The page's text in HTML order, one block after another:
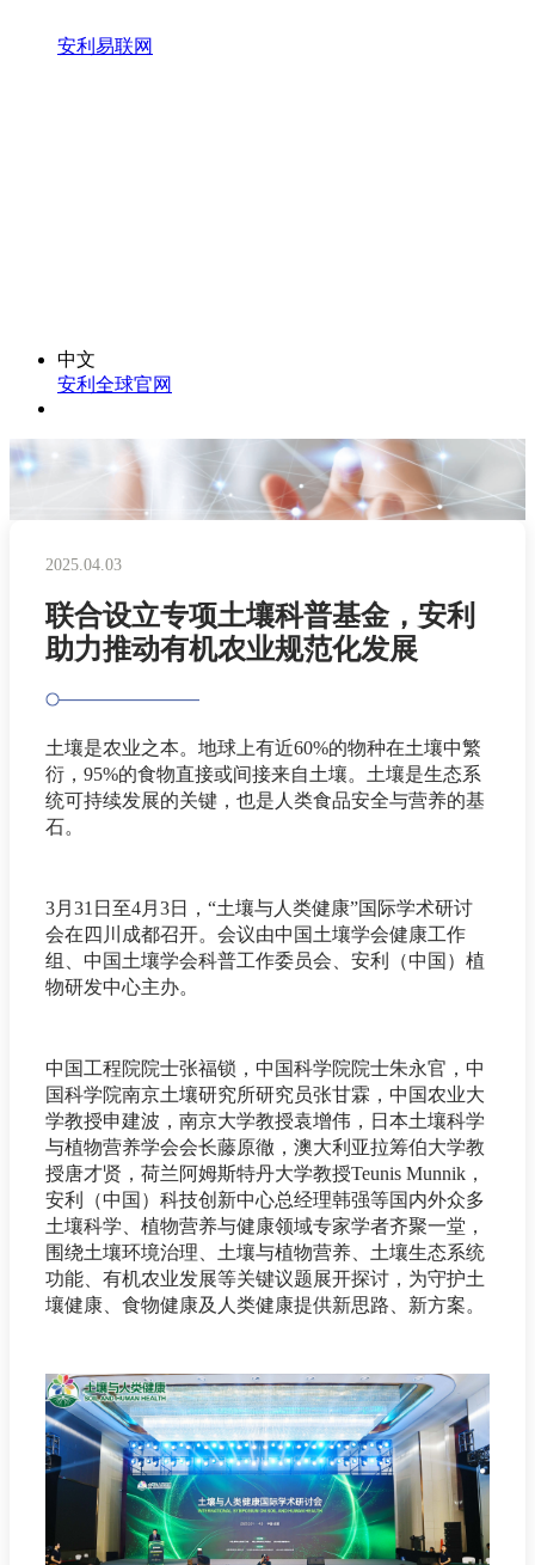
安利易联网
中文
安利全球官网
2025.04.03
联合设立专项土壤科普基金，安利
助力推动有机农业规范化发展
土壤是农业之本。地球上有近60%的物种在土壤中繁
衍，95%的食物直接或间接来自土壤。土壤是生态系
统可持续发展的关键，也是人类食品安全与营养的基
石。
3月31日至4月3日，“土壤与人类健康”国际学术研讨
会在四川成都召开。会议由中国土壤学会健康工作
组、中国土壤学会科普工作委员会、安利（中国）植
物研发中心主办。
中国工程院院士张福锁，中国科学院院士朱永官，中
国科学院南京土壤研究所研究员张甘霖，中国农业大
学教授申建波，南京大学教授袁增伟，日本土壤科学
与植物营养学会会长藤原徹，澳大利亚拉筹伯大学教
授唐才贤，荷兰阿姆斯特丹大学教授Teunis Munnik，
安利（中国）科技创新中心总经理韩强等国内外众多
土壤科学、植物营养与健康领域专家学者齐聚一堂，
围绕土壤环境治理、土壤与植物营养、土壤生态系统
功能、有机农业发展等关键议题展开探讨，为守护土
壤健康、食物健康及人类健康提供新思路、新方案。